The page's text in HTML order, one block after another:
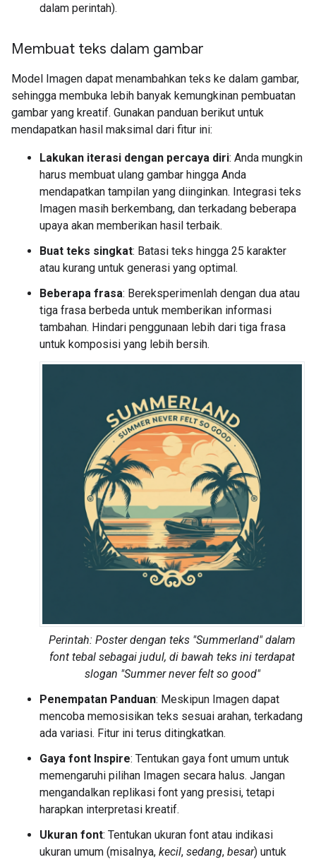
dalam perintah).
Membuat teks dalam gambar
Model Imagen dapat menambahkan teks ke dalam gambar,
sehingga membuka lebih banyak kemungkinan pembuatan
gambar yang kreatif. Gunakan panduan berikut untuk
mendapatkan hasil maksimal dari fitur ini:
Lakukan iterasi dengan percaya diri: Anda mungkin
harus membuat ulang gambar hingga Anda
mendapatkan tampilan yang diinginkan. Integrasi teks
Imagen masih berkembang, dan terkadang beberapa
upaya akan memberikan hasil terbaik.
Buat teks singkat: Batasi teks hingga 25 karakter
atau kurang untuk generasi yang optimal.
Beberapa frasa: Bereksperimenlah dengan dua atau
tiga frasa berbeda untuk memberikan informasi
tambahan. Hindari penggunaan lebih dari tiga frasa
untuk komposisi yang lebih bersih.
Perintah: Poster dengan teks "Summerland" dalam
font tebal sebagai judul, di bawah teks ini terdapat
slogan "Summer never felt so good"
Penempatan Panduan: Meskipun Imagen dapat
mencoba memosisikan teks sesuai arahan, terkadang
ada variasi. Fitur ini terus ditingkatkan.
Gaya font Inspire: Tentukan gaya font umum untuk
memengaruhi pilihan Imagen secara halus. Jangan
mengandalkan replikasi font yang presisi, tetapi
harapkan interpretasi kreatif.
Ukuran font: Tentukan ukuran font atau indikasi
ukuran umum (misalnya, kecil, sedang, besar) untuk